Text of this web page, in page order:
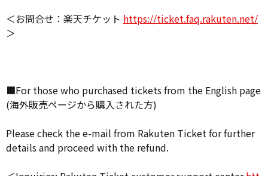
＜お問合せ：楽天チケット https://ticket.faq.rakuten.net/
＞
■For those who purchased tickets from the English page
(海外販売ページから購入された方)
Please check the e-mail from Rakuten Ticket for further
details and proceed with the refund.